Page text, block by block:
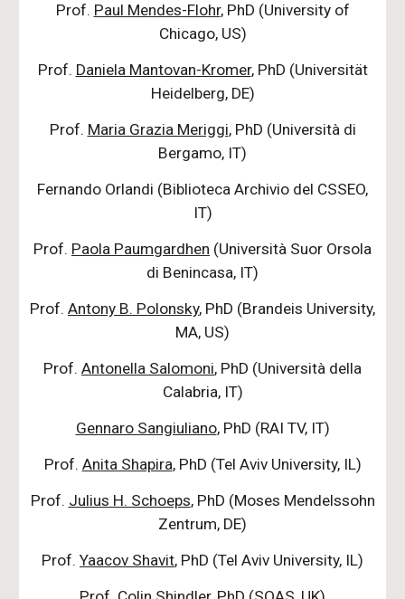
Prof. Paul Mendes-Flohr, PhD (University of
Chicago, US)
Prof. Daniela Mantovan-Kromer, PhD (Universität
Heidelberg, DE)
Prof. Maria Grazia Meriggi, PhD (Università di
Bergamo, IT)
Fernando Orlandi (Biblioteca Archivio del CSSEO,
IT)
Prof. Paola Paumgardhen (Università Suor Orsola
di Benincasa, IT)
Prof. Antony B. Polonsky, PhD (Brandeis University,
MA, US)
Prof. Antonella Salomoni, PhD (Università della
Calabria, IT)
Gennaro Sangiuliano, PhD (RAI TV, IT)
Prof. Anita Shapira, PhD (Tel Aviv University, IL)
Prof. Julius H. Schoeps, PhD (Moses Mendelssohn
Zentrum, DE)
Prof. Yaacov Shavit, PhD (Tel Aviv University, IL)